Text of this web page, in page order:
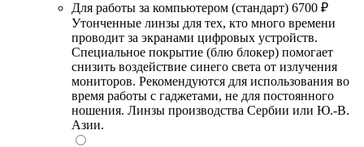
Для работы за компьютером (стандарт) 6700 ₽
Утонченные линзы для тех, кто много времени
проводит за экранами цифровых устройств.
Специальное покрытие (блю блокер) помогает
снизить воздействие синего света от излучения
мониторов. Рекомендуются для использования во
время работы с гаджетами, не для постоянного
ношения. Линзы производства Сербии или Ю.-В.
Азии.